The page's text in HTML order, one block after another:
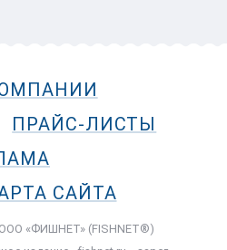
ПРАЙС-ЛИСТЫ
САЙТА
«ФИШНЕТ» (FISHNET®)